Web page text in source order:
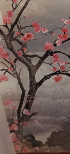
Premium vinil
66.6740 .00 €/
Peel and Stick
81.67 49.00€/m²